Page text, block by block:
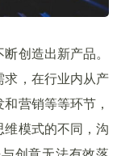
创造出新产品。
求，在行业内从产
营销等等环节，
维模式的不同，沟